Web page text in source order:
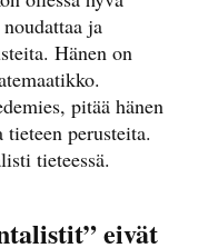
ja
Hänen on
pitää hänen
perusteita.
tieteessä.
eivät